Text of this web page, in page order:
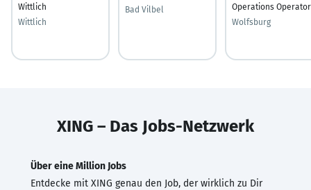
Wittlich
Wittlich
Bad Vilbel
Operations Operator
Wolfsburg
XING – Das Jobs-Netzwerk
Über eine Million Jobs
Entdecke mit XING genau den Job, der wirklich zu Dir